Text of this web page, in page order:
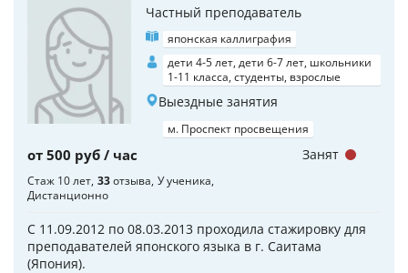
Частный преподаватель
японская каллиграфия
дети 4-5 лет, дети 6-7 лет, школьники
1-11 класса, студенты, взрослые
Выездные занятия
м. Проспект просвещения
от 500 руб / час
Стаж 10 лет 33отзыва У ученика
Дистанционно
С 11.09.2012 по 08.03.2013 проходила стажировку для
преподавателей японского языка в г. Саитама
(Япония).
Занят